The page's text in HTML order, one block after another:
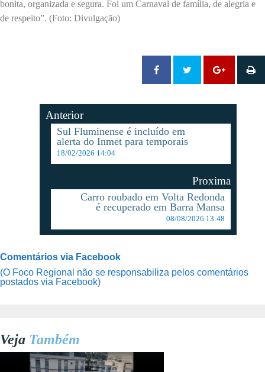
bonita, organizada e segura. Foi um Carnaval de família, de alegria e
de respeito”. (Foto: Divulgação)
Anterior
Sul Fluminense é incluído em
alerta do Inmet para temporais
18/02/2026 14:04
Proxima
Carro roubado em Volta Redonda
é recuperado em Barra Mansa
08/08/2026 13:48
Comentários via Facebook
(O Foco Regional não se responsabiliza pelos comentários
postados via Facebook)
Veja Também